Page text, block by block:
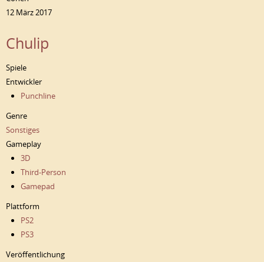
12 März 2017
Chulip
Spiele
Entwickler
Punchline
Genre
Sonstiges
Gameplay
3D
Third-Person
Gamepad
Plattform
PS2
PS3
Veröffentlichung